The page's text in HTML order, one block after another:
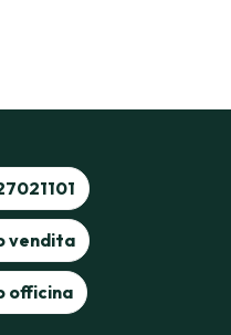
vendita
officina